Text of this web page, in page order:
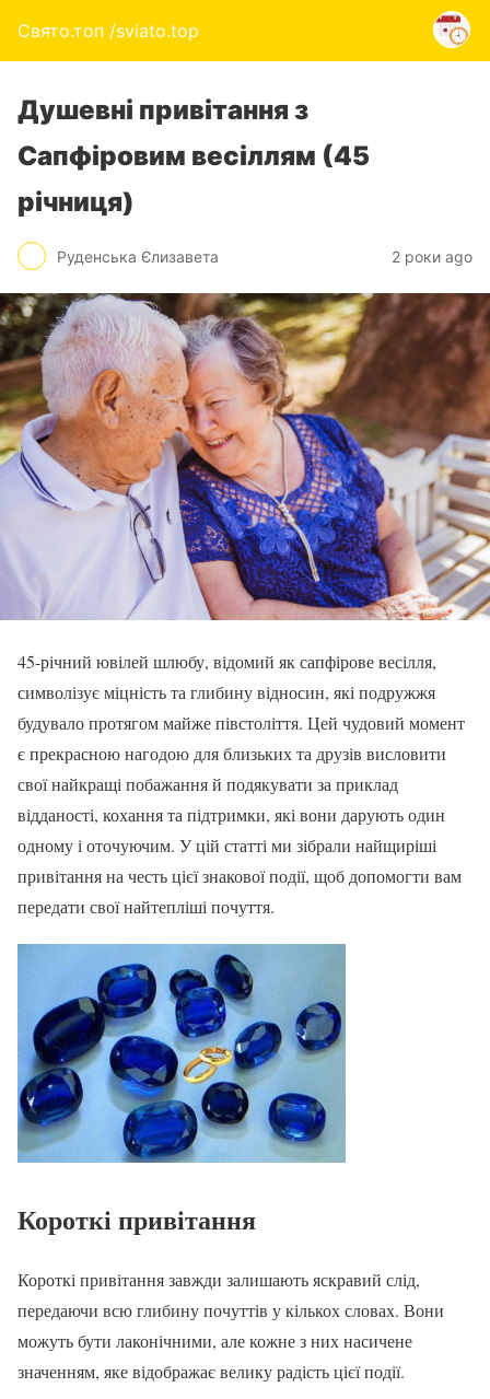
Свято.топ /sviato.top
Душевні привітання з
Сапфіровим весіллям (45
річниця)
Руденська Єлизавета 2 роки ago
45-річний ювілей шлюбу, відомий як сапфірове весілля,
символізує міцність та глибину відносин, які подружжя
будувало протягом майже півстоліття. Цей чудовий момент
є прекрасною нагодою для близьких та друзів висловити
свої найкращі побажання й подякувати за приклад
відданості, кохання та підтримки, які вони дарують один
одному і оточуючим. У цій статті ми зібрали найщиріші
привітання на честь цієї знакової події, щоб допомогти вам
передати свої найтепліші почуття.
Короткі привітання
Короткі привітання завжди залишають яскравий слід,
передаючи всю глибину почуттів у кількох словах. Вони
можуть бути лаконічними, але кожне з них насичене
значенням, яке відображає велику радість цієї події.